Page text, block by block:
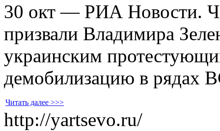
30 окт — РИА Новости.
призвали Владимира
украинским
демобилизацию в рядах
Читать далее >>>
http://yartsevo.ru/